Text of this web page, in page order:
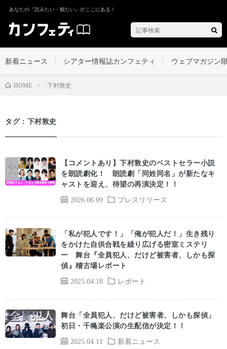
あなたの『読みたい・観たい』がここにある！
新着ニュース シアター情報誌カンフェティ ウェブマガジン
HOME 下村敦史
タグ：下村敦史
2026.06.09 プレスリリース
【コメントあり】下村敦史のベストセラー小説
を朗読劇化！ 朗読劇「同姓同名」が新たなキ
ャストを迎え、待望の再演決定！！
2025.04.18 レポート
「私が犯人です！」「俺が犯人だ！」生き残り
をかけた自供合戦を繰り広げる密室ミステリ
ー 舞台『全員犯人、だけど被害者、しかも探
偵』稽古場レポート
2025.04.11 新着ニュース
舞台「全員犯人、だけど被害者、しかも探偵」
初日・千穐楽公演の生配信が決定！！